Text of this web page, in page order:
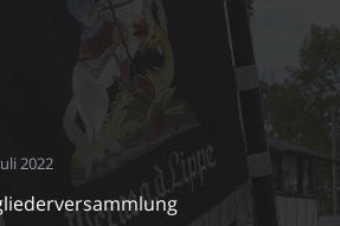
2022